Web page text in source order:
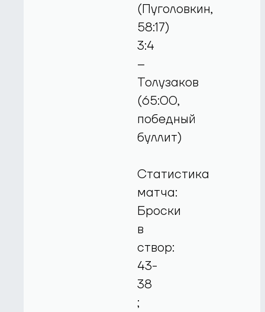
(Пуголовкин,
58:17)
3:4
–
Толузаков
(65:00,
победный
буллит)
Статистика
матча:
Броски
в
створ:
43-
38
;